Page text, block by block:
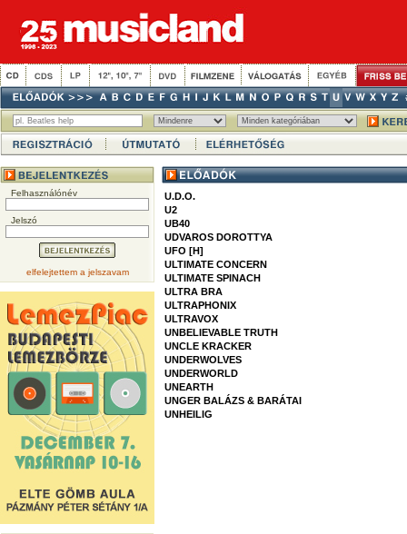
Felhasználónév
Jelszó
elfelejtettem a jelszavam
U.D.O.
U2
UB40
UDVAROS DOROTTYA
UFO [H]
ULTIMATE CONCERN
ULTIMATE SPINACH
ULTRA BRA
ULTRAPHONIX
ULTRAVOX
UNBELIEVABLE TRUTH
UNCLE KRACKER
UNDERWOLVES
UNDERWORLD
UNEARTH
UNGER BALÁZS & BARÁTAI
UNHEILIG